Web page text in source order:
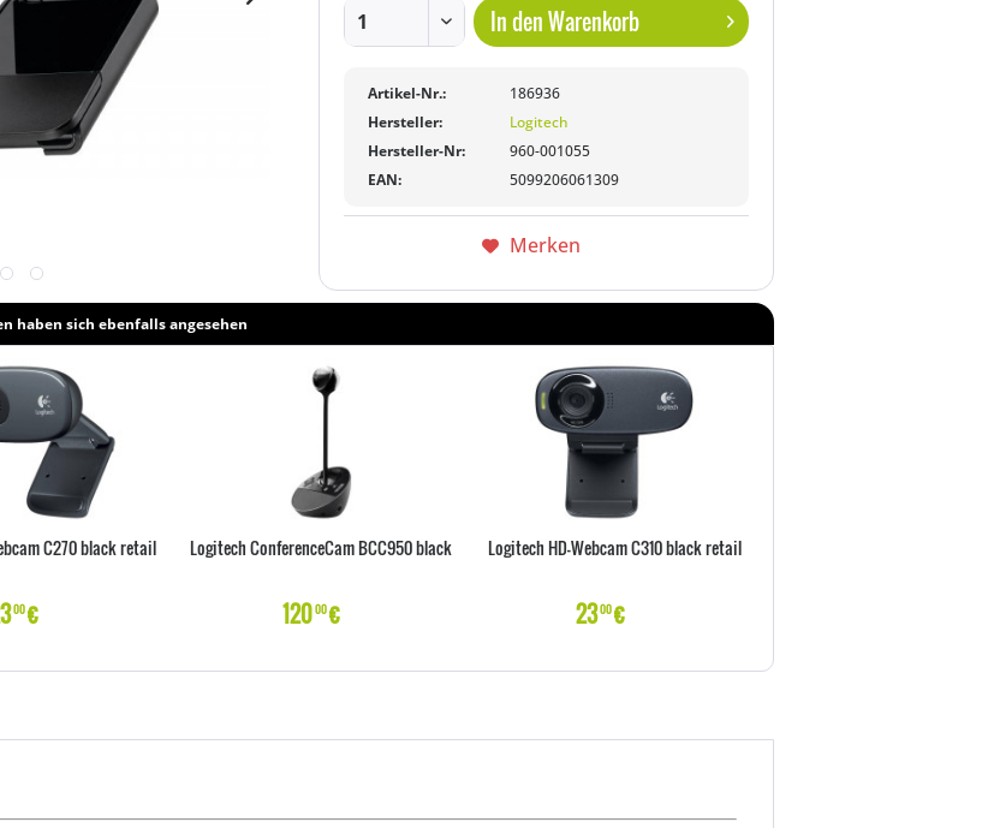
In denWarenkorb
Artikel-Nr.:
186936
Hersteller:
Logitech
Hersteller-Nr:
960-001055
EAN:
5099206061309
Merken
haben sich ebenfalls angesehen
C270 black retail
00€
Logitech ConferenceCam BCC950 black
12000€
Logitech HD-Webcam C310 black retail
2300€